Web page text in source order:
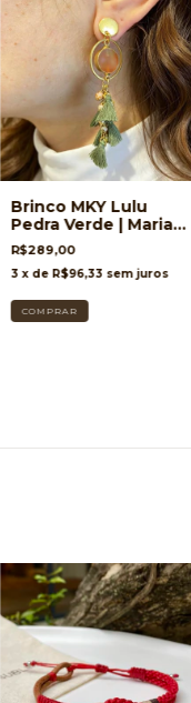
Brinco MKY Lulu
Pedra Verde | Maria
Sublime
R$289,00
3 x de R$96,33 sem juros